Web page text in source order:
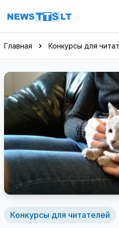
Перейти к содержимому
Главная Конкурсы для
Конкурсы для читателей